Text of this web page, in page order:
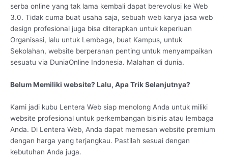
serba online yang tak lama kembali dapat berevolusi ke Web
3.0. Tidak cuma buat usaha saja, sebuah web karya jasa web
design profesional juga bisa diterapkan untuk keperluan
Organisasi, lalu untuk Lembaga, buat Kampus, untuk
Sekolahan, website berperanan penting untuk menyampaikan
sesuatu via DuniaOnline Indonesia. Malahan di dunia.
Belum Memiliki website? Lalu, Apa Trik Selanjutnya?
Kami jadi kubu Lentera Web siap menolong Anda untuk miliki
website profesional untuk perkembangan bisinis atau lembaga
Anda. Di Lentera Web, Anda dapat memesan website premium
dengan harga yang terjangkau. Pastilah sesuai dengan
kebutuhan Anda juga.